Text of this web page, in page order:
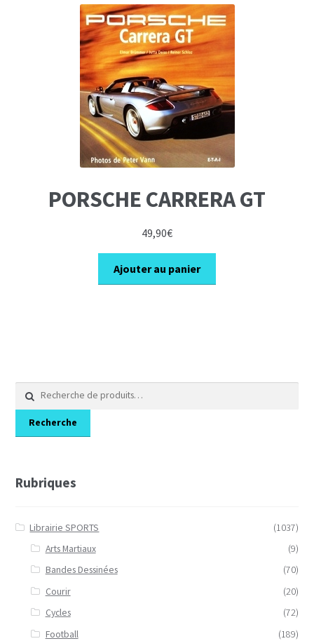
PORSCHE CARRERA GT
49,90€
Ajouter au panier
Recherche
pour :
Recherche
Rubriques
Librairie SPORTS
(1037)
Arts Martiaux
(9)
Bandes Dessinées
(70)
Courir
(20)
Cycles
(72)
Football
(189)